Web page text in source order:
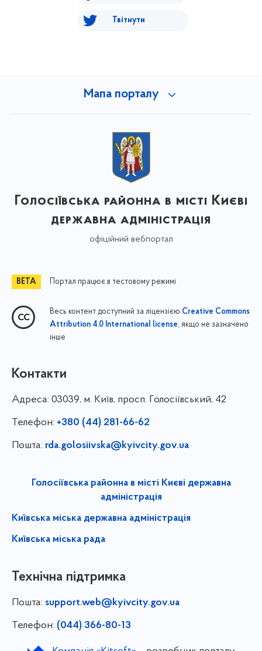
Твітнути
Мапа порталу
Голосіївська районна в місті Києві
державна адміністрація
офіційний вебпортал
Портал працює в тестовому режимі
Весь контент доступний за ліцензією Creative Commons
Attribution 4.0 International license, якщо не зазначено
інше
Контакти
Адреса: 03039, м. Київ, просп. Голосіївський, 42
Телефон: +380 (44) 281-66-62
Пошта: rda.golosiivska@kyivcity.gov.ua
Голосіївська районна в місті Києві державна
адміністрація
Київська міська державна адміністрація
Київська міська рада
Технічна підтримка
Пошта: support.web@kyivcity.gov.ua
Телефон: (044) 366-80-13